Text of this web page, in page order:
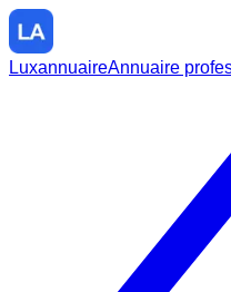
LuxannuaireAnnuaire